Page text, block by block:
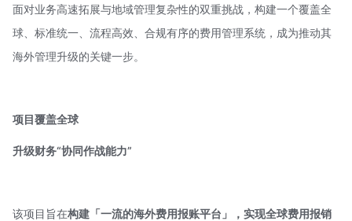
面对业务高速拓展与地域管理复杂性的双重挑战，构建一个覆盖全
球、标准统一、流程高效、合规有序的费用管理系统，成为推动其
海外管理升级的关键一步。
项目覆盖全球
升级财务“协同作战能力”
该项目旨在构建「一流的海外费用报账平台」，实现全球费用报销